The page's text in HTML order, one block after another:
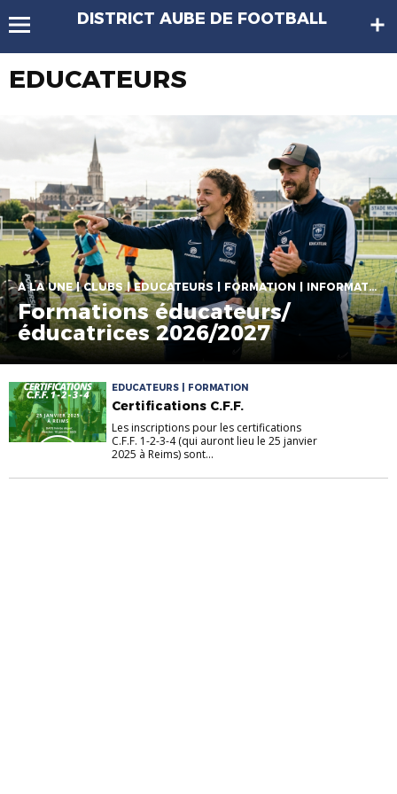
DISTRICT AUBE DE FOOTBALL
EDUCATEURS
A LA UNE | CLUBS | EDUCATEURS | FORMATION | INFORMATIONS CLUBS
Formations éducateurs/
éducatrices 2026/2027
EDUCATEURS | FORMATION
Certifications C.F.F.
Les inscriptions pour les certifications
C.F.F. 1-2-3-4 (qui auront lieu le 25 janvier
2025 à Reims) sont...